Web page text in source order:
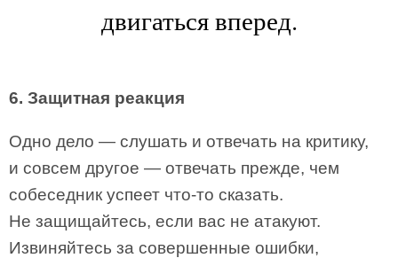
двигаться вперед.
6. Защитная реакция
Одно дело — слушать и отвечать на критику,
и совсем другое — отвечать прежде, чем
собеседник успеет что-то сказать.
Не защищайтесь, если вас не атакуют.
Извиняйтесь за совершенные ошибки,